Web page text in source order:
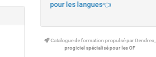
pour les langues👈
Catalogue de formation propulsé par Dendreo,
progiciel spécialisé pour les OF